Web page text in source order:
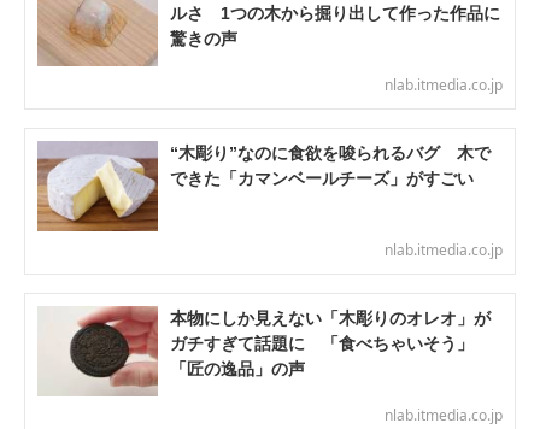
ルさ 1つの木から掘り出して作った作品に
驚きの声
nlab.itmedia.co.jp
“木彫り”なのに食欲を唆られるバグ 木で
できた「カマンベールチーズ」がすごい
nlab.itmedia.co.jp
本物にしか見えない「木彫りのオレオ」が
ガチすぎて話題に 「食べちゃいそう」
「匠の逸品」の声
nlab.itmedia.co.jp